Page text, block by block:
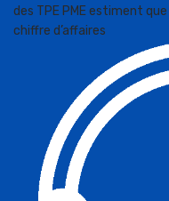
des TPE PME estiment
chiffre d’affaires